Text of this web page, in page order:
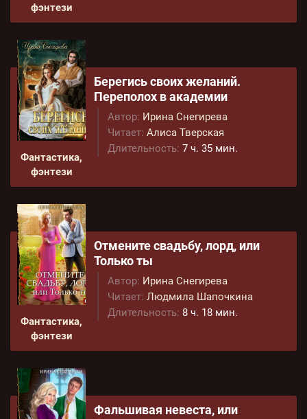
фэнтези
Фантастика,
фэнтези
Берегись своих желаний.
Переполох в академии
Автор: Ирина Снегирева
Читает: Алиса Тверская
Длительность: 7 ч. 35 мин.
Фантастика,
фэнтези
Отмените свадьбу, лорд, или
Только ты
Автор: Ирина Снегирева
Читает: Людмила Шапочкина
Длительность: 8 ч. 18 мин.
Фальшивая невеста, или